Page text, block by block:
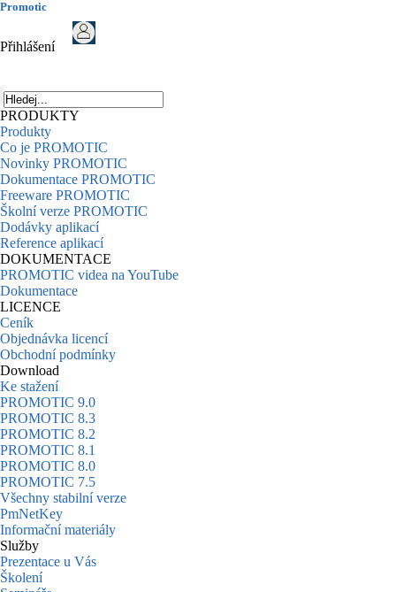
Promotic
Přihlášení
PRODUKTY
Produkty
Co je PROMOTIC
Novinky PROMOTIC
Dokumentace PROMOTIC
Freeware PROMOTIC
Školní verze PROMOTIC
Dodávky aplikací
Reference aplikací
DOKUMENTACE
PROMOTIC videa na YouTube
Dokumentace
LICENCE
Ceník
Objednávka licencí
Obchodní podmínky
Download
Ke stažení
PROMOTIC 9.0
PROMOTIC 8.3
PROMOTIC 8.2
PROMOTIC 8.1
PROMOTIC 8.0
PROMOTIC 7.5
Všechny stabilní verze
PmNetKey
Informační materiály
Služby
Prezentace u Vás
Školení